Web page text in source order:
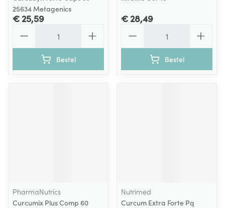
25634 Metagenics
€ 25,59
Bestel
€ 28,49
Bestel
PharmaNutrics
Curcumix Plus Comp 60
Nutrimed
Curcum Extra Forte Pq